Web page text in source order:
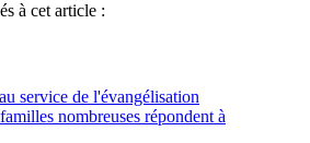
à cet article :
service de l'évangélisation
nombreuses répondent à